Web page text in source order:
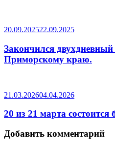
20.09.202522.09.2025
Закончился
Приморскому краю.
21.03.202604.04.2026
20 из 21 марта
Добавить комментарий